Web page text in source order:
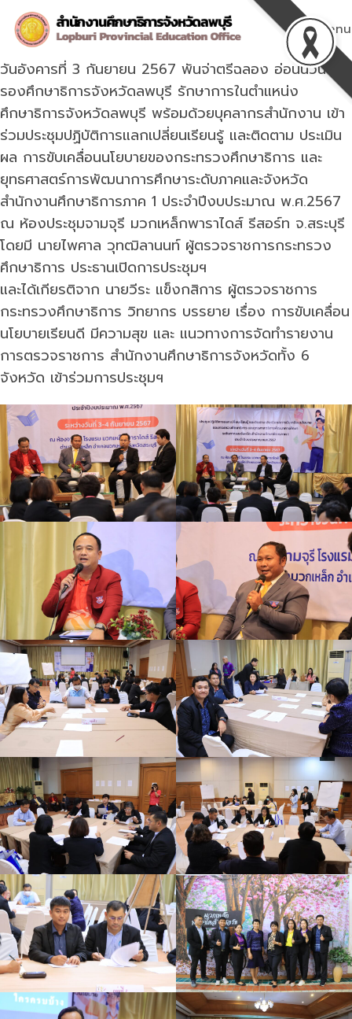
content
Menu
วันอังคารที่ 3 กันยายน 2567 พันจ่าตรีฉลอง อ่อนนวน
รองศึกษาธิการจังหวัดลพบุรี รักษาการในตำแหน่ง
ศึกษาธิการจังหวัดลพบุรี พร้อมด้วยบุคลากรสำนักงาน เข้า
ร่วมประชุมปฏิบัติการแลกเปลี่ยนเรียนรู้ และติดตาม ประเมิน
ผล การขับเคลื่อนนโยบายของกระทรวงศึกษาธิการ และ
ยุทธศาสตร์การพัฒนาการศึกษาระดับภาคและจังหวัด
สำนักงานศึกษาธิการภาค 1 ประจำปีงบประมาณ พ.ศ.2567
ณ ห้องประชุมจามจุรี มวกเหล็กพาราไดส์ รีสอร์ท จ.สระบุรี
โดยมี นายไพศาล วุทฒิลานนท์ ผู้ตรวจราชการกระทรวง
ศึกษาธิการ ประธานเปิดการประชุมฯ
และได้เกียรติจาก นายวีระ แข็งกสิการ ผู้ตรวจราชการ
กระทรวงศึกษาธิการ วิทยากร บรรยาย เรื่อง การขับเคลื่อน
นโยบายเรียนดี มีความสุข และ แนวทางการจัดทำรายงาน
การตรวจราชการ สำนักงานศึกษาธิการจังหวัดทั้ง 6
จังหวัด เข้าร่วมการประชุมฯ